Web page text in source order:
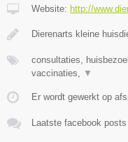
Website: http://
Dierenarts kleine
consultaties,
vaccinaties,
▼
Er wordt gewerkt op
Laatste facebook posts